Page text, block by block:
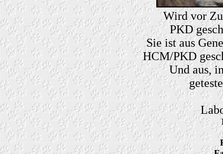
Wird vor
PKD
Sie ist aus
HCM/PKD
Und aus,